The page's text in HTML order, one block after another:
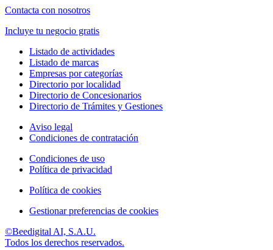
Contacta con nosotros
Incluye tu negocio gratis
Listado de actividades
Listado de marcas
Empresas por categorías
Directorio por localidad
Directorio de Concesionarios
Directorio de Trámites y Gestiones
Aviso legal
Condiciones de contratación
Condiciones de uso
Política de privacidad
Política de cookies
Gestionar preferencias de cookies
©Beedigital AI, S.A.U.
Todos los derechos reservados.